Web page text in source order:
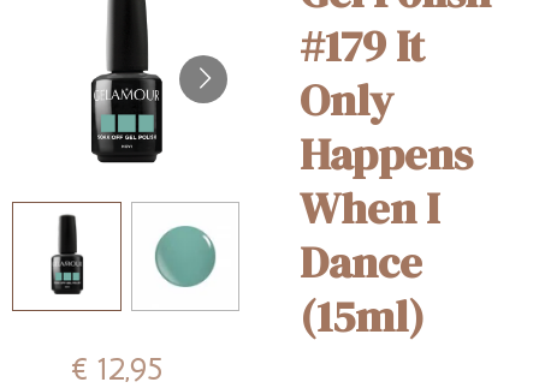
#179 It
Only
Happens
When I
Dance
(15ml)
€ 12,95